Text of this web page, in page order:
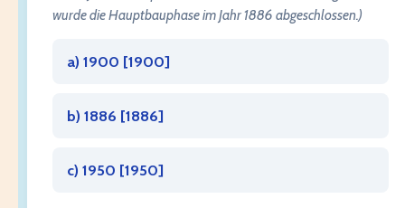
wurde die Hauptbauphase im Jahr 1886 abgeschlossen.)
a) 1900 [1900]
b) 1886 [1886]
c) 1950 [1950]